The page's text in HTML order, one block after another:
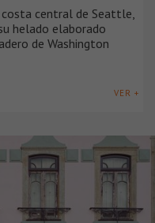
central de Seattle,
helado elaborado
de Washington
VER +